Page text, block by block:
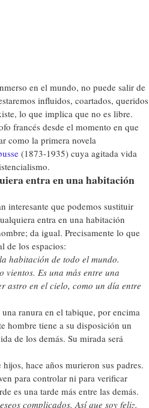
en el mundo, no puede salir de
influidos, coartados, queridos
lo que implica que no es libre.
francés desde el momento en que
como la primera novela
(1873-1935) cuya agitada vida
entra en una habitación
interesante que podemos sustituir
entra en una habitación
da igual. Precisamente lo que
de los espacios:
habitación de todo el mundo.
Es una más entre una
astro en el cielo, como un día entre
ranura en el tabique, por encima
hombre tiene a su disposición un
de los demás. Su mirada será
hace años murieron sus padres.
para controlar ni para verificar
es una tarde más entre las demás.
complicados. Así que soy feliz.